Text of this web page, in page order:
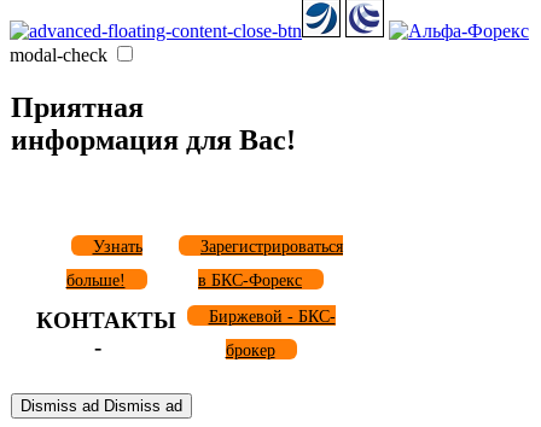
modal-check
Приятная
информация для Вас!
Узнать
больше!
Зарегистрироваться
в БКС-Форекс
КОНТАКТЫ
-
Биржевой - БКС-
брокер
Dismiss ad Dismiss ad